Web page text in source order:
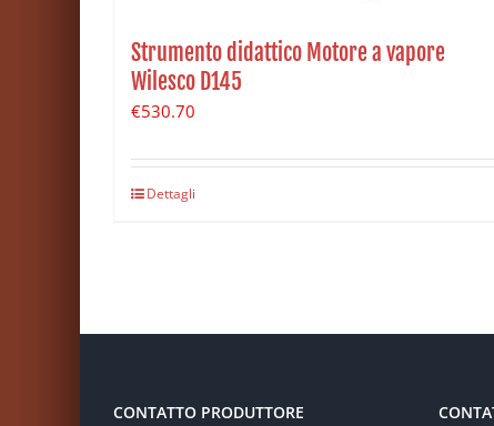
Strumento didattico Motore a vapore
Wilesco D145
€530.70
Dettagli
CONTATTO PRODUTTORE